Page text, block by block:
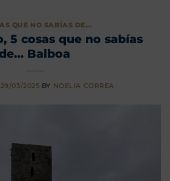
QUE NO SABÍAS DE...
5 cosas que no sabías
Balboa
29/03/2025 BY NOELIA CORREA